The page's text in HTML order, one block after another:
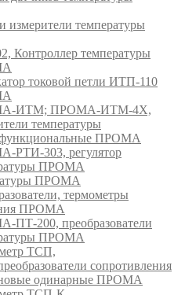
измерители температуры
Контроллер температуры
токовой петли ИТП-110
ИТМ; ПРОМА-ИТМ-4Х,
температуры
ПРОМА
РТИ-303, регулятор
ПРОМА
ПРОМА
термометры
ПРОМА
ПТ-200, преобразователи
ПРОМА
ТСП,
сопротивления
одинарные ПРОМА